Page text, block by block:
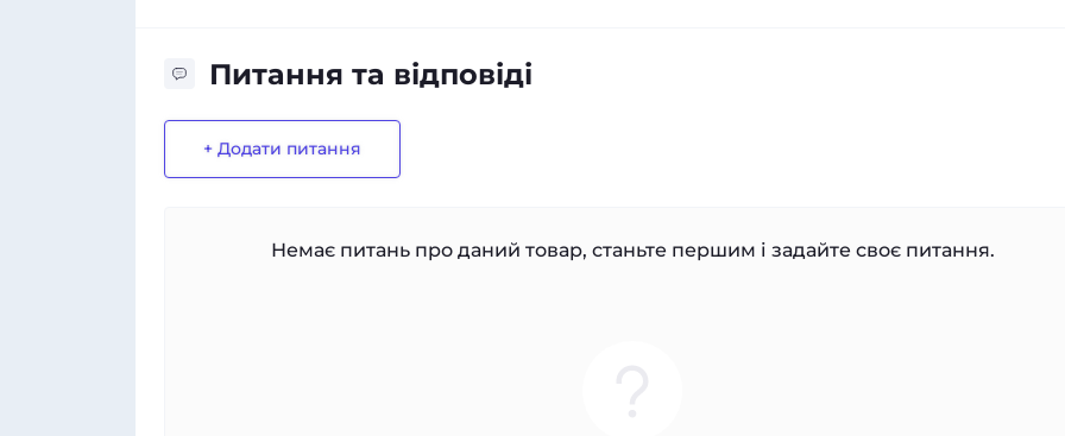
Питання та відповіді
+ Додати питання
Немає питань про даний товар, станьте першим і задайте своє питання.